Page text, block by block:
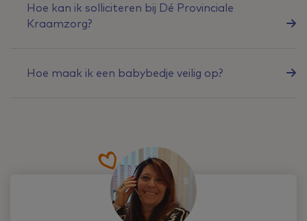
Hoe kan ik solliciteren bij Dé Provinciale
Kraamzorg?
Hoe maak ik een babybedje veilig op?